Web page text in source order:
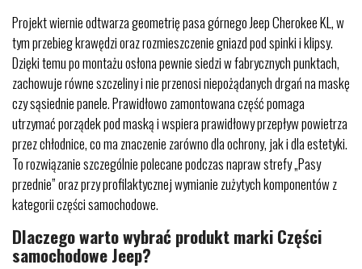
Projekt wiernie odtwarza geometrię pasa górnego Jeep Cherokee KL, w
tym przebieg krawędzi oraz rozmieszczenie gniazd pod spinki i klipsy.
Dzięki temu po montażu osłona pewnie siedzi w fabrycznych punktach,
zachowuje równe szczeliny i nie przenosi niepożądanych drgań na maskę
czy sąsiednie panele. Prawidłowo zamontowana część pomaga
utrzymać porządek pod maską i wspiera prawidłowy przepływ powietrza
przez chłodnice, co ma znaczenie zarówno dla ochrony, jak i dla estetyki.
To rozwiązanie szczególnie polecane podczas napraw strefy „Pasy
przednie” oraz przy profilaktycznej wymianie zużytych komponentów z
kategorii części samochodowe.
Dlaczego warto wybrać produkt marki Części
samochodowe Jeep?